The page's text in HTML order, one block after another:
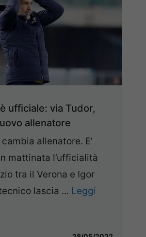
ufficiale: via Tudor,
allenatore
allenatore. E’
mattinata l’ufficialità
tra il Verona e Igor
lascia ... Leggi